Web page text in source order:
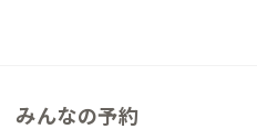
みんなの予約